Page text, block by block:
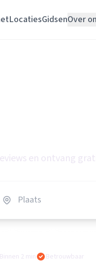
LocatiesGidsenOver
en ontvang
Binnen 2 min Betrouwbaar